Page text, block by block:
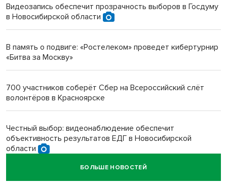
Инвалид получил условный срок за избиение врачей
Видеозапись обеспечит прозрачность выборов в Госдуму
в Новосибирской области
В память о подвиге: «Ростелеком» проведет кибертурнир
«Битва за Москву»
700 участников соберёт Сбер на Всероссийский слёт
волонтёров в Красноярске
Честный выбор: видеонаблюдение обеспечит
объективность результатов ЕДГ в Новосибирской
области
Кибертанки пошли в бой: «Ростелеком» объявляет
БОЛЬШЕ НОВОСТЕЙ